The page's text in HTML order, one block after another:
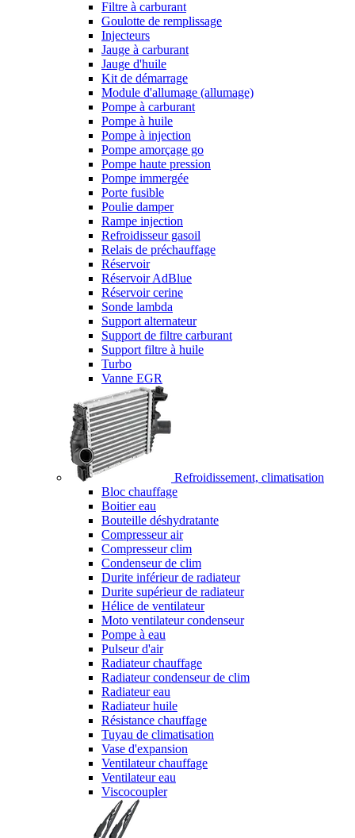
Filtre à carburant
Goulotte de remplissage
Injecteurs
Jauge à carburant
Jauge d'huile
Kit de démarrage
Module d'allumage (allumage)
Pompe à carburant
Pompe à huile
Pompe à injection
Pompe amorçage go
Pompe haute pression
Pompe immergée
Porte fusible
Poulie damper
Rampe injection
Refroidisseur gasoil
Relais de préchauffage
Réservoir
Réservoir AdBlue
Réservoir cerine
Sonde lambda
Support alternateur
Support de filtre carburant
Support filtre à huile
Turbo
Vanne EGR
Refroidissement, climatisation
Bloc chauffage
Boitier eau
Bouteille déshydratante
Compresseur air
Compresseur clim
Condenseur de clim
Durite inférieur de radiateur
Durite supérieur de radiateur
Hélice de ventilateur
Moto ventilateur condenseur
Pompe à eau
Pulseur d'air
Radiateur chauffage
Radiateur condenseur de clim
Radiateur eau
Radiateur huile
Résistance chauffage
Tuyau de climatisation
Vase d'expansion
Ventilateur chauffage
Ventilateur eau
Viscocoupler